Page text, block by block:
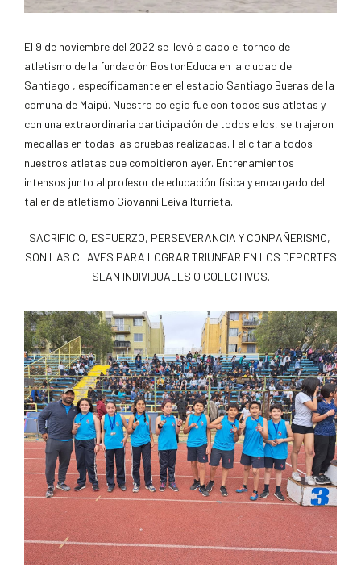
El 9 de noviembre del 2022 se llevó a cabo el torneo de
atletismo de la fundación BostonEduca en la ciudad de
Santiago , específicamente en el estadio Santiago Bueras de la
comuna de Maipú. Nuestro colegio fue con todos sus atletas y
con una extraordinaria participación de todos ellos, se trajeron
medallas en todas las pruebas realizadas. Felicitar a todos
nuestros atletas que compitieron ayer. Entrenamientos
intensos junto al profesor de educación física y encargado del
taller de atletismo Giovanni Leiva Iturrieta.
SACRIFICIO, ESFUERZO, PERSEVERANCIA Y CONPAÑERISMO,
SON LAS CLAVES PARA LOGRAR TRIUNFAR EN LOS DEPORTES
SEAN INDIVIDUALES O COLECTIVOS.